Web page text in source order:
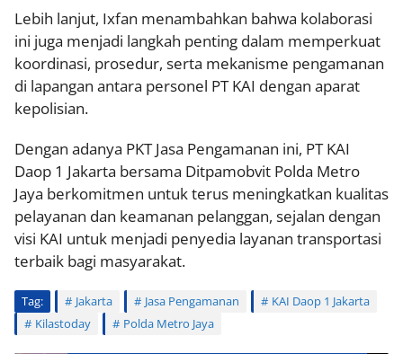
Lebih lanjut, Ixfan menambahkan bahwa kolaborasi
ini juga menjadi langkah penting dalam memperkuat
koordinasi, prosedur, serta mekanisme pengamanan
di lapangan antara personel PT KAI dengan aparat
kepolisian.
Dengan adanya PKT Jasa Pengamanan ini, PT KAI
Daop 1 Jakarta bersama Ditpamobvit Polda Metro
Jaya berkomitmen untuk terus meningkatkan kualitas
pelayanan dan keamanan pelanggan, sejalan dengan
visi KAI untuk menjadi penyedia layanan transportasi
terbaik bagi masyarakat.
Tag: Jakarta Jasa Pengamanan
KAI Daop 1 Jakarta
Kilastoday
Polda Metro Jaya